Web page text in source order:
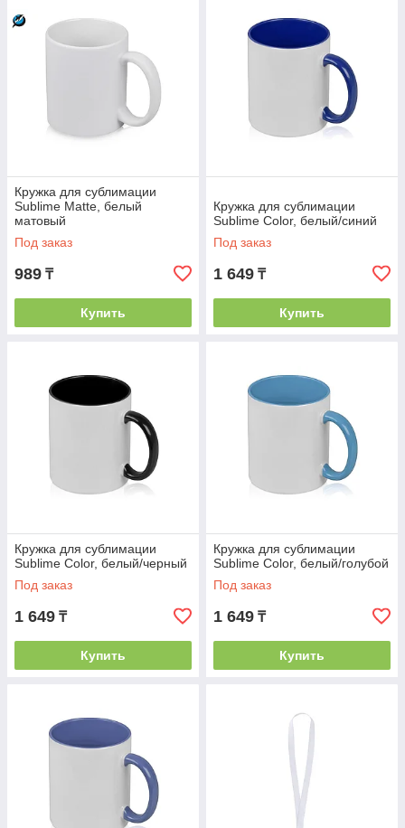
Кружка для сублимации
Sublime Matte, белый
матовый
Под заказ
989 ₸
Купить
Кружка для сублимации
Sublime Color, белый/синий
Под заказ
1 649 ₸
Купить
Кружка для сублимации
Sublime Color, белый/черный
Под заказ
1 649 ₸
Купить
Кружка для сублимации
Sublime Color, белый/голубой
Под заказ
1 649 ₸
Купить